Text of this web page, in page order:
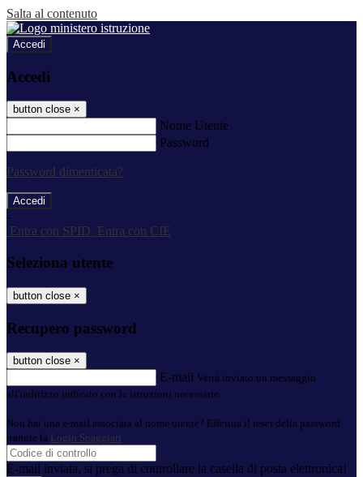
Salta al contenuto
Accedi
Accedi
button close ×
Nome Utente
Password
Password dimenticata?
-
Entra con SPID
Entra con CIE
Seleziona utente
button close ×
Recupero password
button close ×
E-mail Verrà inviato un messaggio
all'indirizzo indicato con le istruzioni necessarie.
Non hai una e-mail associata al nome utente? Effettua il reset della password
tramite la Login Spaggiari
E-mail inviata, si prega di controllare la casella di posta elettronica!